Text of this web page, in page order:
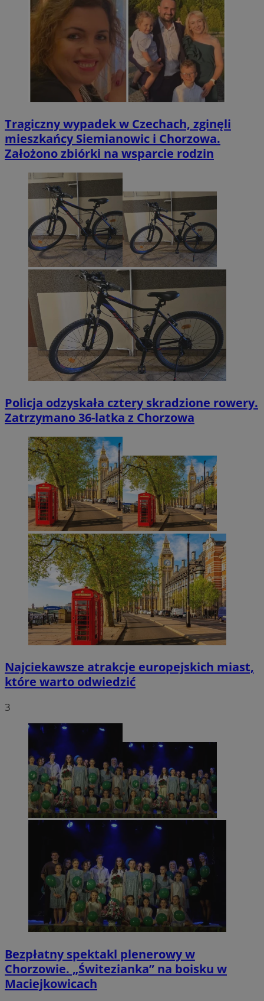
Tragiczny wypadek w Czechach, zginęli
mieszkańcy Siemianowic i Chorzowa.
Założono zbiórki na wsparcie rodzin
Policja odzyskała cztery skradzione rowery.
Zatrzymano 36-latka z Chorzowa
Najciekawsze atrakcje europejskich miast,
które warto odwiedzić
3
Bezpłatny spektakl plenerowy w
Chorzowie. „Świtezianka” na boisku w
Maciejkowicach